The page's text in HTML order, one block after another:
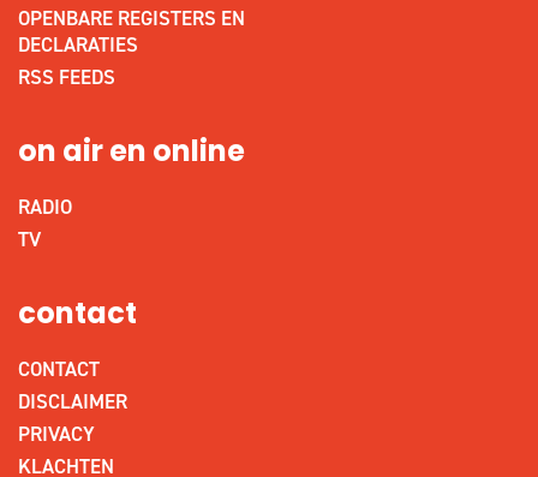
OPENBARE REGISTERS EN
DECLARATIES
RSS FEEDS
on air en online
RADIO
TV
contact
CONTACT
DISCLAIMER
PRIVACY
KLACHTEN